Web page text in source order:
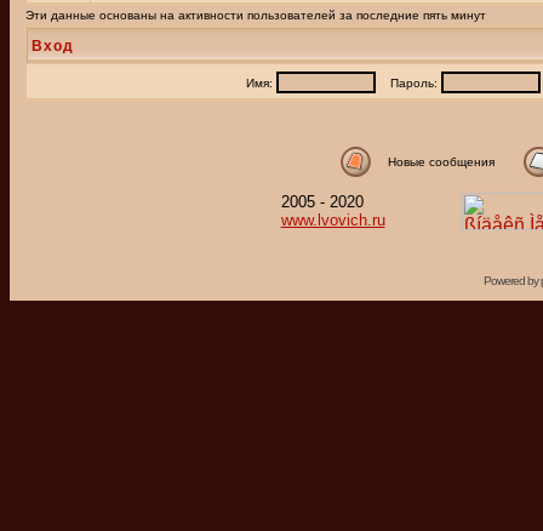
Эти данные основаны на активности пользователей за последние пять минут
Вход
Имя: Пароль:
Новые сообщения
2005 - 2020
www.lvovich.ru
Powered by